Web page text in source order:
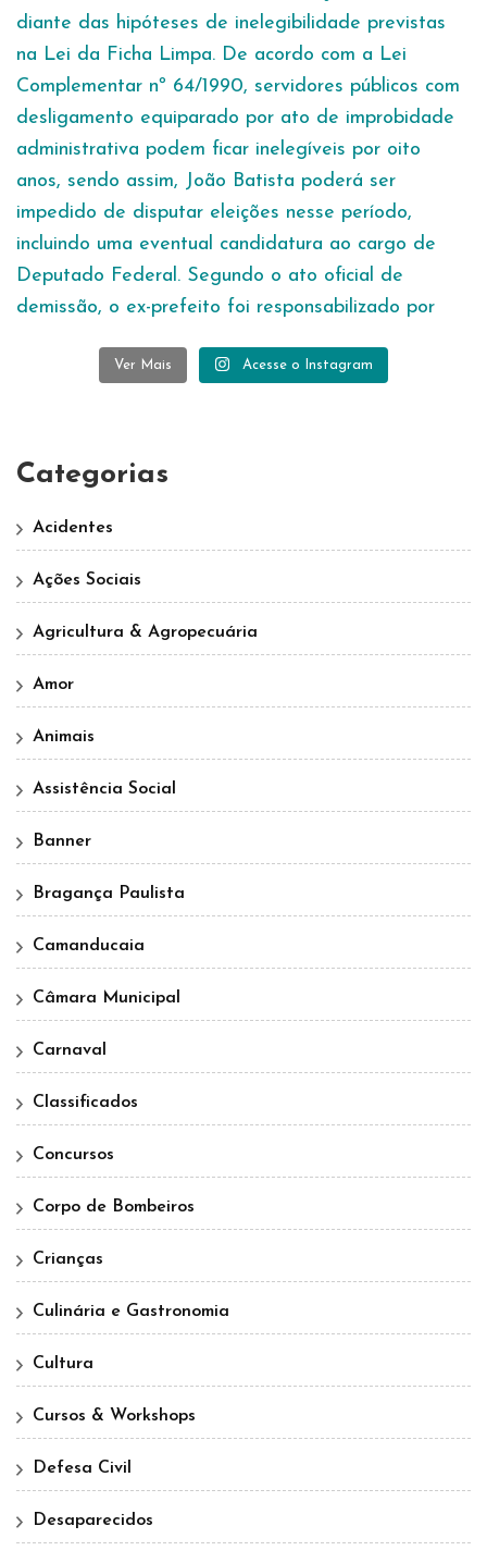
Ver Mais Acesse o Instagram
Categorias
Acidentes
Ações Sociais
Agricultura & Agropecuária
Amor
Animais
Assistência Social
Banner
Bragança Paulista
Camanducaia
Câmara Municipal
Carnaval
Classificados
Concursos
Corpo de Bombeiros
Crianças
Culinária e Gastronomia
Cultura
Cursos & Workshops
Defesa Civil
Desaparecidos